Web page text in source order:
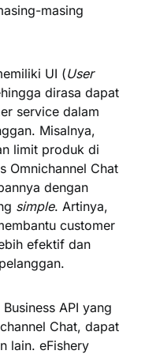
masing
UI (User
dirasa dapat
service dalam
Misalnya,
limit produk di
Omnichannel Chat
dengan
simple. Artinya,
customer
efektif dan
API yang
Chat, dapat
lain. eFishery